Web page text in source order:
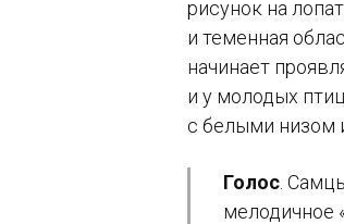
рисунок на
и теменная
начинает
и у молодых
с белыми низом
Голос .
мелодичное